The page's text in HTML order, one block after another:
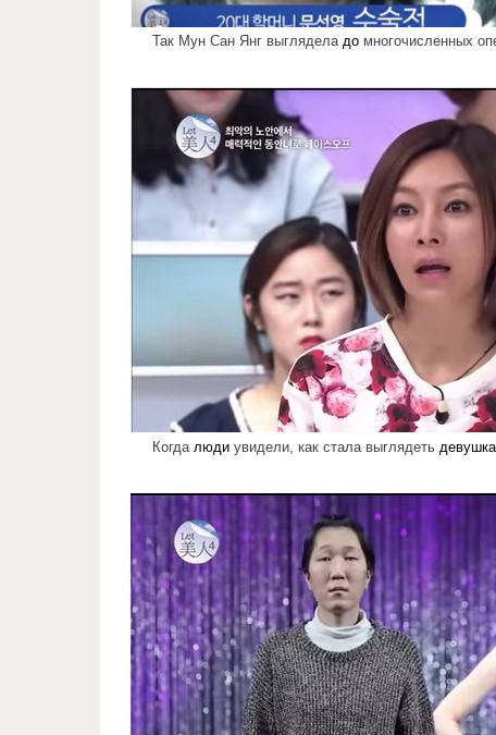
Так Мун Сан Янг выглядела до многочисленных
miracles_korean_surgery_1.jpg
Когда люди увидели, как стала выглядеть девушка
miracles_korean_surgery_2.jpg